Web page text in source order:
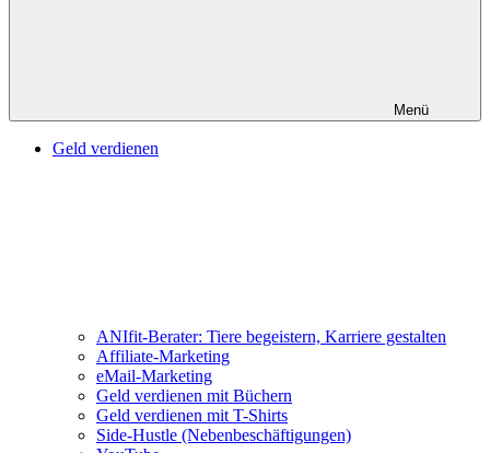
Menü
Geld verdienen
ANIfit-Berater: Tiere begeistern, Karriere gestalten
Affiliate-Marketing
eMail-Marketing
Geld verdienen mit Büchern
Geld verdienen mit T-Shirts
Side-Hustle (Nebenbeschäftigungen)